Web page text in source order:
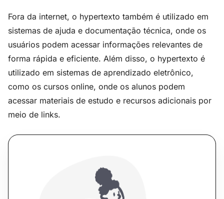
Fora da internet, o hypertexto também é utilizado em
sistemas de ajuda e documentação técnica, onde os
usuários podem acessar informações relevantes de
forma rápida e eficiente. Além disso, o hypertexto é
utilizado em sistemas de aprendizado eletrônico,
como os cursos online, onde os alunos podem
acessar materiais de estudo e recursos adicionais por
meio de links.